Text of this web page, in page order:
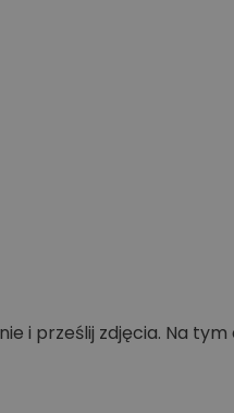
i prześlij zdjęcia. Na